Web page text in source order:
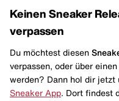
Keinen Sneaker
verpassen
Du möchtest diesen
verpassen, oder über einen
werden? Dann hol dir jetzt
Sneaker App . Dort findest